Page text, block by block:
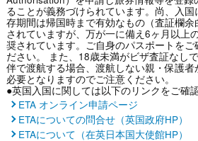
ることが義務づけられています。尚、入
存期間は帰国時まで有効なもの（査証欄
されていますが、万が一に備え6ヶ月以上
奨されています。ご自身のパスポートをご
ださい。 また、18歳未満がビザ査証なし
伴で渡航する場合、渡航しない親・保護
必要となりますのでご注意ください。
●英国入国に関しては以下のリンクをご確
ETA オンライン申請ページ
ETAについての問合せ（英国政府HP）
ETAについて（在英日本国大使館HP）